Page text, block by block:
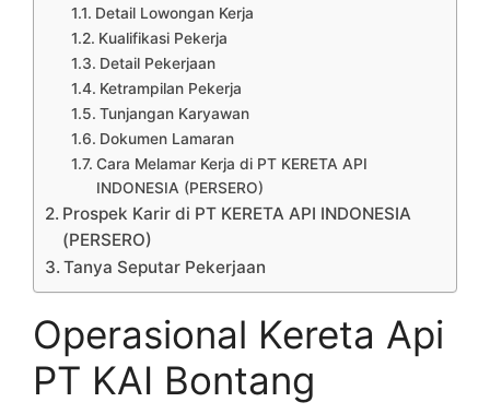
Detail Lowongan Kerja
Kualifikasi Pekerja
Detail Pekerjaan
Ketrampilan Pekerja
Tunjangan Karyawan
Dokumen Lamaran
Cara Melamar Kerja di PT KERETA API
INDONESIA (PERSERO)
Prospek Karir di PT KERETA API INDONESIA
(PERSERO)
Tanya Seputar Pekerjaan
Operasional Kereta Api
PT KAI Bontang